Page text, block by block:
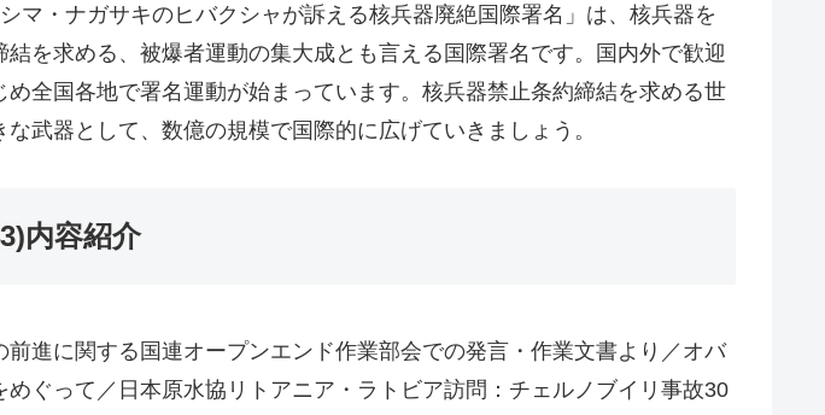
マ・ナガサキのヒバクシャが訴える核兵器廃絶国際署名」は、核兵器を
を求める、被爆者運動の集大成とも言える国際署名です。国内外で歓迎
め全国各地で署名運動が始まっています。核兵器禁止条約締結を求める世
武器として、数億の規模で国際的に広げていきましょう。
内容紹介
前進に関する国連オープンエンド作業部会での発言・作業文書より／オバ
めぐって／日本原水協リトアニア・ラトビア訪問：チェルノブイリ事故30